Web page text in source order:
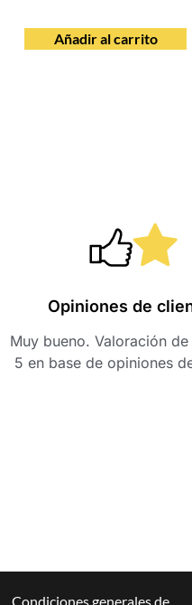
Añadir al carrito
Opiniones de
Muy bueno. Valoración
5 en base de opiniones
Hola, mi
acaba de
brindan.
a ti y a tu
Condiciones generales de